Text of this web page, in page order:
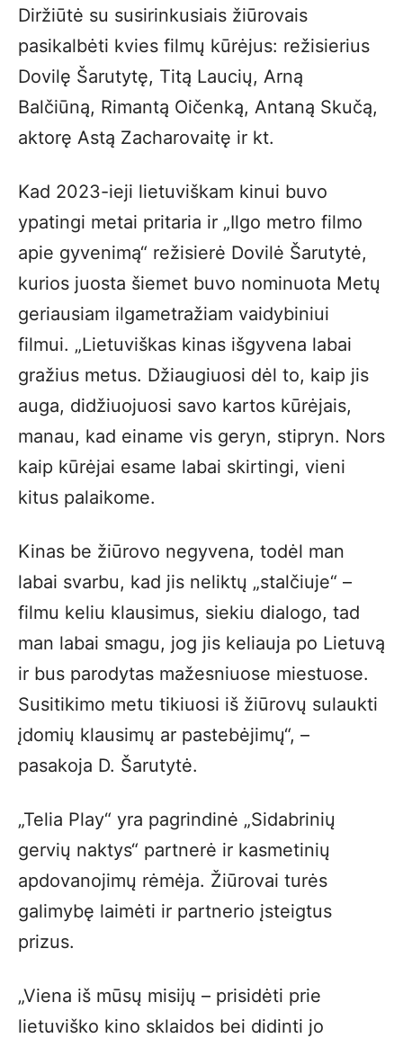
Diržiūtė su susirinkusiais žiūrovais
pasikalbėti kvies filmų kūrėjus: režisierius
Dovilę Šarutytę, Titą Laucių, Arną
Balčiūną, Rimantą Oičenką, Antaną Skučą,
aktorę Astą Zacharovaitę ir kt.
Kad 2023-ieji lietuviškam kinui buvo
ypatingi metai pritaria ir „Ilgo metro filmo
apie gyvenimą“ režisierė Dovilė Šarutytė,
kurios juosta šiemet buvo nominuota Metų
geriausiam ilgametražiam vaidybiniui
filmui. „Lietuviškas kinas išgyvena labai
gražius metus. Džiaugiuosi dėl to, kaip jis
auga, didžiuojuosi savo kartos kūrėjais,
manau, kad einame vis geryn, stipryn. Nors
kaip kūrėjai esame labai skirtingi, vieni
kitus palaikome.
Kinas be žiūrovo negyvena, todėl man
labai svarbu, kad jis neliktų „stalčiuje“ –
filmu keliu klausimus, siekiu dialogo, tad
man labai smagu, jog jis keliauja po Lietuvą
ir bus parodytas mažesniuose miestuose.
Susitikimo metu tikiuosi iš žiūrovų sulaukti
įdomių klausimų ar pastebėjimų“, –
pasakoja D. Šarutytė.
„Telia Play“ yra pagrindinė „Sidabrinių
gervių naktys“ partnerė ir kasmetinių
apdovanojimų rėmėja. Žiūrovai turės
galimybę laimėti ir partnerio įsteigtus
prizus.
„Viena iš mūsų misijų – prisidėti prie
lietuviško kino sklaidos bei didinti jo